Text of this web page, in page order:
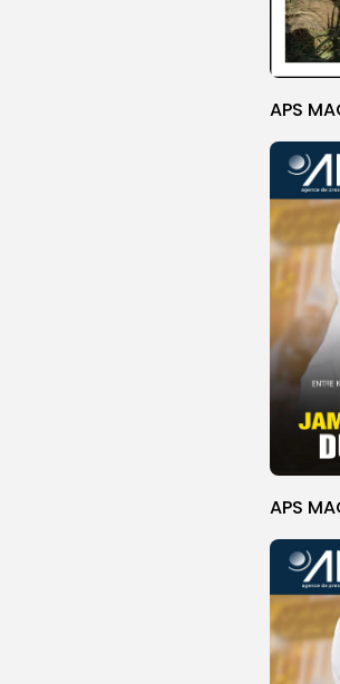
APS
APS